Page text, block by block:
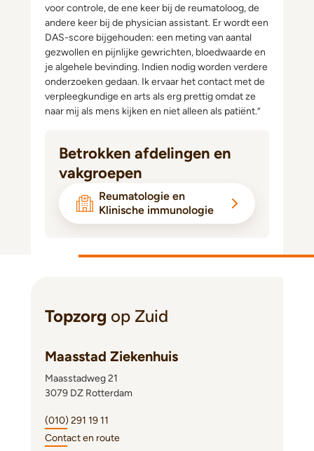
voor controle, de ene keer bij de reumatoloog, de
andere keer bij de physician assistant. Er wordt een
DAS-score bijgehouden: een meting van aantal
gezwollen en pijnlijke gewrichten, bloedwaarde en
je algehele bevinding. Indien nodig worden verdere
onderzoeken gedaan. Ik ervaar het contact met de
verpleegkundige en arts als erg prettig omdat ze
naar mij als mens kijken en niet alleen als patiënt.”
Betrokken afdelingen en
vakgroepen
Reumatologie en
Klinische immunologie
Topzorg op Zuid
Maasstad Ziekenhuis
Maasstadweg 21
3079 DZ Rotterdam
(010) 291 19 11
Contact en route